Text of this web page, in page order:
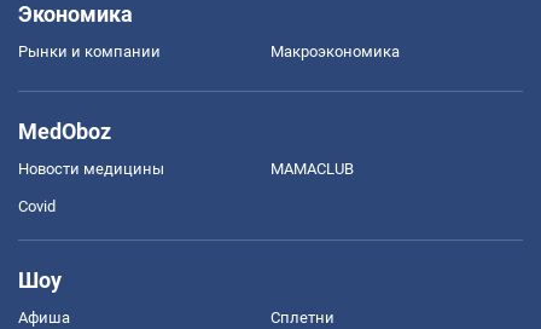
Экономика
Рынки и компании Mакроэкономика
MedOboz
Новости медицины MAMACLUB
Covid
Шоу
Афиша Сплетни